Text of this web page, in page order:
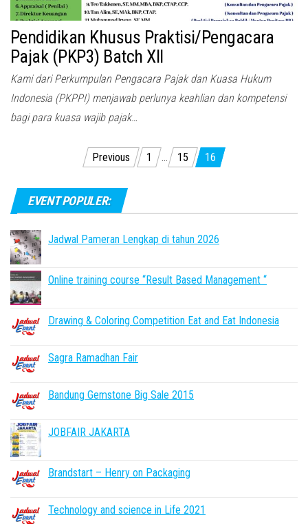
Pendidikan Khusus Praktisi/Pengacara
Pajak (PKP3) Batch XII
Kami dari Perkumpulan Pengacara Pajak dan Kuasa Hukum
Indonesia (PKPPI) menjawab perlunya keahlian dan kompetensi
bagi para kuasa wajib pajak…
pagination
Previous 1 … 15 16
EVENT POPULER:
Jadwal Pameran Lengkap di tahun 2026
Online training course “Result Based Management “
Drawing & Coloring Competition Eat and Eat Indonesia
Sagra Ramadhan Fair
Bandung Gemstone Big Sale 2015
JOBFAIR JAKARTA
Brandstart – Henry on Packaging
Technology and science in Life 2021